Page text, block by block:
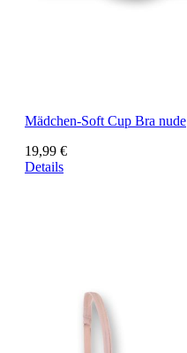
Mädchen-Soft Cup Bra nude
19,99 €
Details